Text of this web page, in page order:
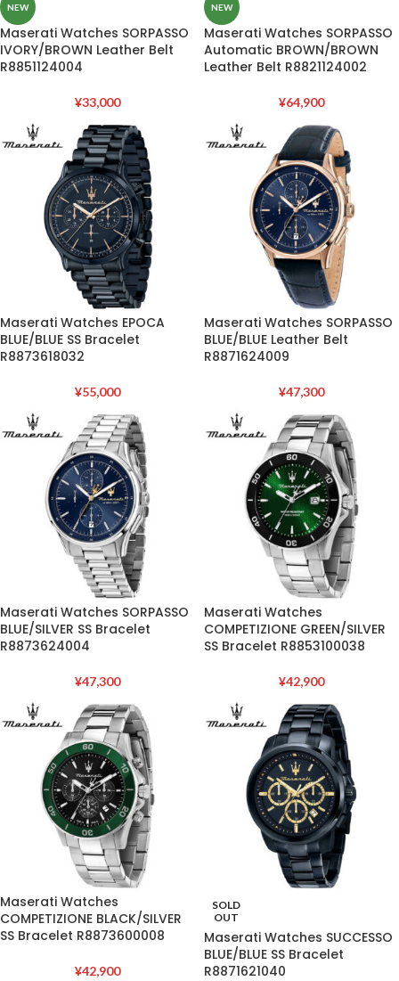
NEW
Maserati Watches SORPASSO
IVORY/BROWN Leather Belt
R8851124004
¥33,000
NEW
Maserati Watches SORPASSO
Automatic BROWN/BROWN
Leather Belt R8821124002
¥64,900
Maserati Watches EPOCA
BLUE/BLUE SS Bracelet
R8873618032
¥55,000
Maserati Watches SORPASSO
BLUE/BLUE Leather Belt
R8871624009
¥47,300
Maserati Watches SORPASSO
BLUE/SILVER SS Bracelet
R8873624004
¥47,300
Maserati Watches
COMPETIZIONE GREEN/SILVER
SS Bracelet R8853100038
¥42,900
Maserati Watches
COMPETIZIONE BLACK/SILVER
SS Bracelet R8873600008
¥42,900
SOLD
OUT
Maserati Watches SUCCESSO
BLUE/BLUE SS Bracelet
R8871621040